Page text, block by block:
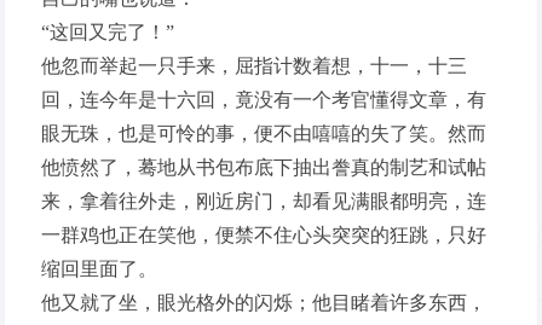
“这回又完了！”
他忽而举起一只手来，屈指计数着想，十一，十三
回，连今年是十六回，竟没有一个考官懂得文章，有
眼无珠，也是可怜的事，便不由嘻嘻的失了笑。然而
他愤然了，蓦地从书包布底下抽出誊真的制艺和试帖
来，拿着往外走，刚近房门，却看见满眼都明亮，连
一群鸡也正在笑他，便禁不住心头突突的狂跳，只好
缩回里面了。
他又就了坐，眼光格外的闪烁；他目睹着许多东西，